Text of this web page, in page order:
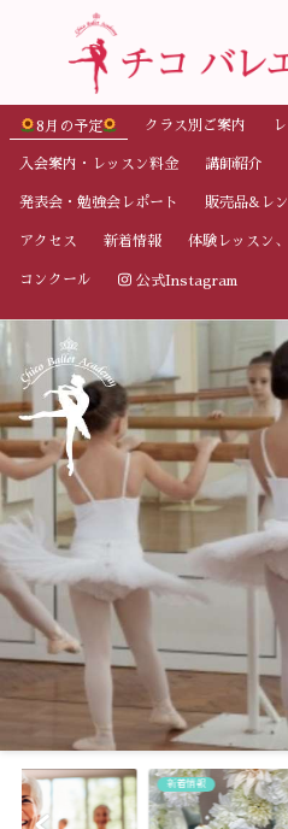
8月の予定 クラス別ご案内
入会案内・レッスン料金 講師紹介
発表会・勉強会レポート 販売品&レ
アクセス 新着情報 体験レッスン
コンクール 公式Instagram
新着情報